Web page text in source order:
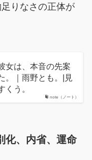
りなさの正体が
note（ノート）
女は、本音の先案
。｜雨野とも。|見
くう。
化、内省、運命